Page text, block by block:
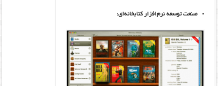
صنعت توسعه نرم‌افزار کتابخانه‌ای: